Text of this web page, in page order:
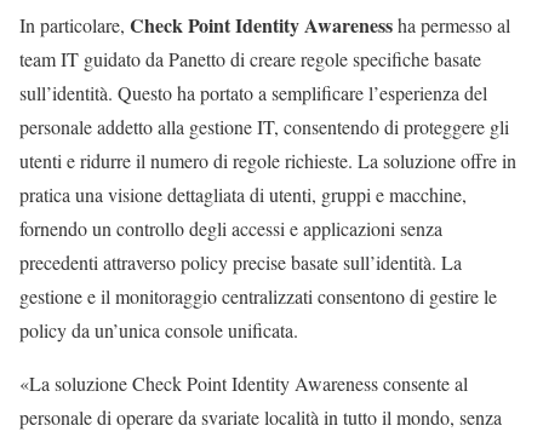
In particolare, Check Point Identity Awarenessha permesso al
team IT guidato da Panetto di creare regole specifiche basate
sull’identità. Questo ha portato a semplificare l’esperienza del
personale addetto alla gestione IT, consentendo di proteggere gli
utenti e ridurre il numero di regole richieste. La soluzione offre in
pratica una visione dettagliata di utenti, gruppi e macchine,
fornendo un controllo degli accessi e applicazioni senza
precedenti attraverso policy precise basate sull’identità. La
gestione e il monitoraggio centralizzati consentono di gestire le
policy da un’unica console unificata.
«La soluzione Check Point Identity Awareness consente al
personale di operare da svariate località in tutto il mondo, senza